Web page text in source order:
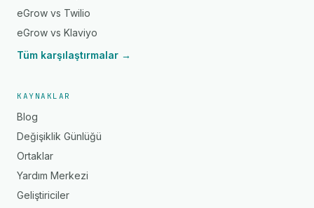
eGrow vs Twilio
eGrow vs Klaviyo
Tüm karşılaştırmalar →
KAYNAKLAR
Blog
Değişiklik Günlüğü
Ortaklar
Yardım Merkezi
Geliştiriciler